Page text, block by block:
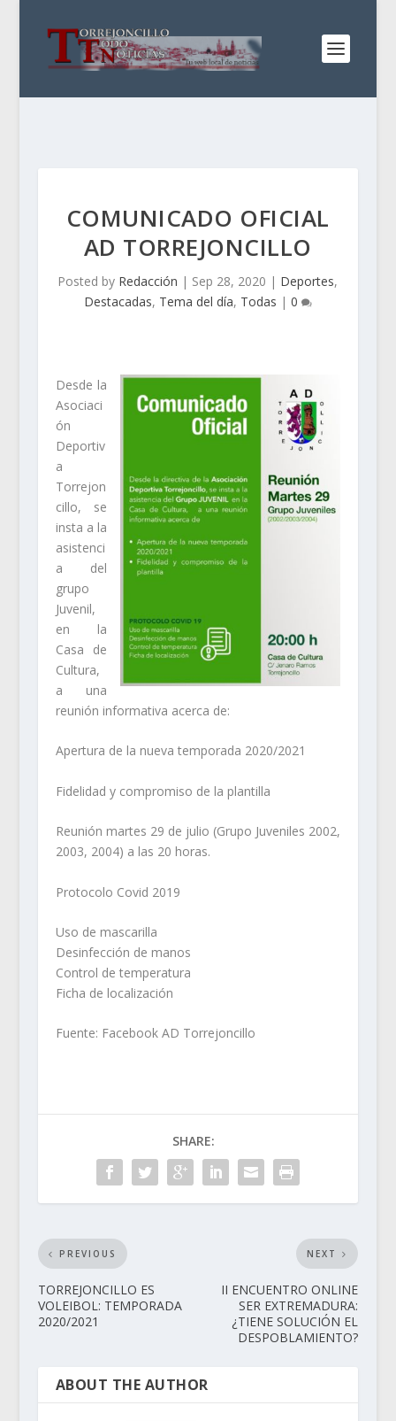
COMUNICADO OFICIAL
AD TORREJONCILLO
Posted by Redacción | Sep 28, 2020 | Deportes,
Destacadas, Tema del día, Todas | 0
Desde la
Asociaci
ón
Deportiv
a
Torrejon
cillo, se
insta a la
asistenci
a del
grupo
Juvenil,
en la
Casa de
Cultura,
a una
reunión informativa acerca de:
Apertura de la nueva temporada 2020/2021
Fidelidad y compromiso de la plantilla
Reunión martes 29 de julio (Grupo Juveniles 2002,
2003, 2004) a las 20 horas.
Protocolo Covid 2019
Uso de mascarilla
Desinfección de manos
Control de temperatura
Ficha de localización
Fuente: Facebook AD Torrejoncillo
SHARE:
PREVIOUS
TORREJONCILLO ES
VOLEIBOL: TEMPORADA
2020/2021
NEXT
II ENCUENTRO ONLINE
SER EXTREMADURA:
¿TIENE SOLUCIÓN EL
DESPOBLAMIENTO?
ABOUT THE AUTHOR